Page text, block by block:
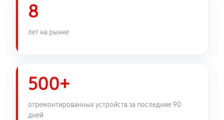
8
лет на рынке
500+
отремонтированных устройств за последние 90
дней